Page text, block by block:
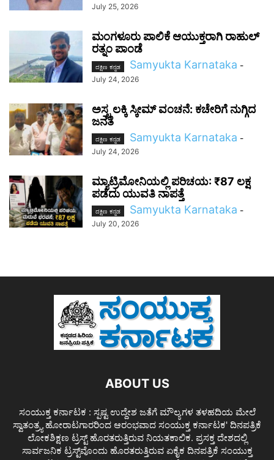
July 25, 2026
ಮಂಗಳೂರು ಪಾಲಿಕೆ ಆಯುಕ್ತರಾಗಿ ರಾಹುಲ್
ರತ್ನಂ ಪಾಂಡೆ
ದಕ್ಷಿಣ ಕನ್ನಡ Samyukta Karnataka -
July 24, 2026
ಅಸ್ತ್ರ ಲಕ್ಕಿ ಸ್ಕೀಮ್ ವಂಚನೆ: ಕಚೇರಿಗೆ ನುಗ್ಗಿದ
ಜನತೆ
ದಕ್ಷಿಣ ಕನ್ನಡ Samyukta Karnataka -
July 24, 2026
ಮ್ಯಾಟ್ರಿಮೋನಿಯಲ್ಲಿ ಪರಿಚಯ: ₹87 ಲಕ್ಷ
ಪಡೆದು ಯುವತಿ ನಾಪತ್ತೆ
ದಕ್ಷಿಣ ಕನ್ನಡ Samyukta Karnataka -
July 20, 2026
ABOUT US
ಸಂಯುಕ್ತ ಕರ್ನಾಟಕ : ಸ್ಪಷ್ಟ ಉದ್ದೇಶ ಜತೆಗೆ ಮೌಲ್ಯಗಳ ತಳಹದಿಯ ಮೇಲೆ
ಸ್ವಾತಂತ್ರ್ಯ ಹೋರಾಟಗಾರರಿಂದ ಆರಂಭವಾದ ಸಂಯುಕ್ತ ಕರ್ನಾಟಕ' ದಿನಪತ್ರಿಕೆ
ಲೋಕಶಿಕ್ಷಣ ಟ್ರಸ್ಟ್ ಹೊರತರುತ್ತಿರುವ ನಿಯತಕಾಲಿಕ. ಪ್ರಸಕ್ತ ದೇಶದಲ್ಲಿ
ಸಾರ್ವಜನಿಕ ಟ್ರಸ್ಟ್‌ವೊಂದು ಹೊರತರುತ್ತಿರುವ ಏಕೈಕ ದಿನಪತ್ರಿಕೆ ಸಂಯುಕ್ತ